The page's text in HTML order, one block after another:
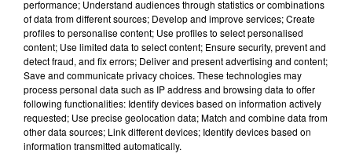
9h00 - 13h00
la ligne des auditeurs
performance; Understand audiences through statistics or combinations
of data from different sources; Develop and improve services; Create
profiles to personalise content; Use profiles to select personalised
content; Use limited data to select content; Ensure security, prevent and
detect fraud, and fix errors; Deliver and present advertising and content;
Save and communicate privacy choices. These technologies may
process personal data such as IP address and browsing data to offer
following functionalities: Identify devices based on information actively
requested; Use precise geolocation data; Match and combine data from
other data sources; Link different devices; Identify devices based on
information transmitted automatically.